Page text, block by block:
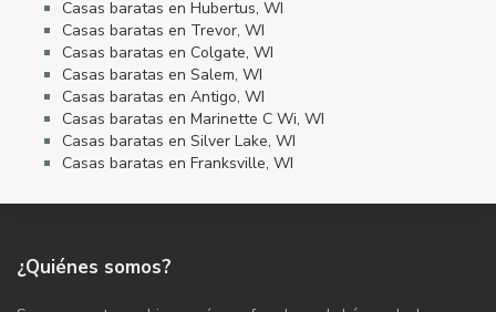
Casas baratas en Hubertus, WI
Casas baratas en Trevor, WI
Casas baratas en Colgate, WI
Casas baratas en Salem, WI
Casas baratas en Antigo, WI
Casas baratas en Marinette C Wi, WI
Casas baratas en Silver Lake, WI
Casas baratas en Franksville, WI
¿Quiénes somos?